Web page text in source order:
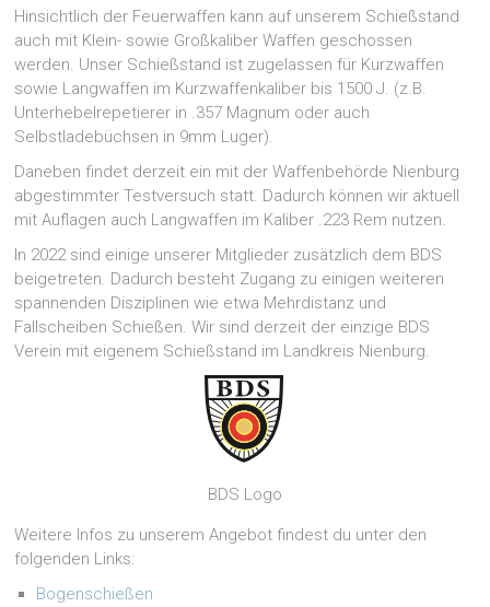
Hinsichtlich der Feuerwaffen kann auf unserem Schießstand
auch mit Klein- sowie Großkaliber Waffen geschossen
werden. Unser Schießstand ist zugelassen für Kurzwaffen
sowie Langwaffen im Kurzwaffenkaliber bis 1500 J. (z.B.
Unterhebelrepetierer in .357 Magnum oder auch
Selbstladebüchsen in 9mm Luger).
Daneben findet derzeit ein mit der Waffenbehörde Nienburg
abgestimmter Testversuch statt. Dadurch können wir aktuell
mit Auflagen auch Langwaffen im Kaliber .223 Rem nutzen.
In 2022 sind einige unserer Mitglieder zusätzlich dem BDS
beigetreten. Dadurch besteht Zugang zu einigen weiteren
spannenden Disziplinen wie etwa Mehrdistanz und
Fallscheiben Schießen. Wir sind derzeit der einzige BDS
Verein mit eigenem Schießstand im Landkreis Nienburg.
BDS Logo
Weitere Infos zu unserem Angebot findest du unter den
folgenden Links:
Bogenschießen